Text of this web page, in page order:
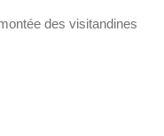
des visitandines